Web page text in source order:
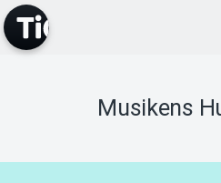
Musikens